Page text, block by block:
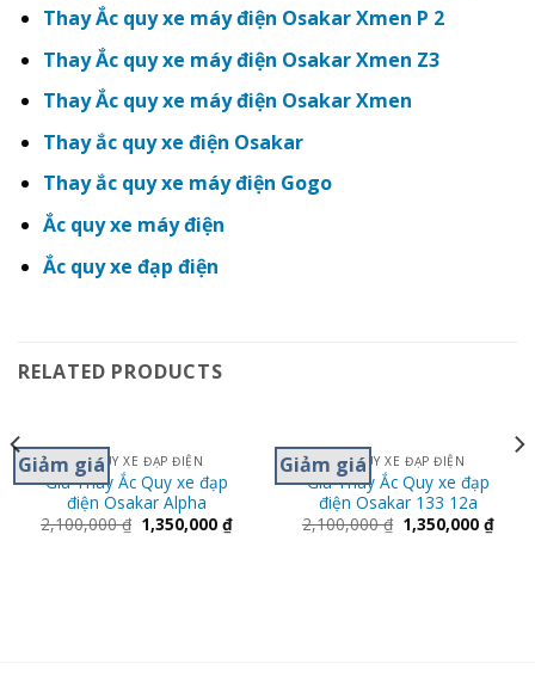
Thay Ắc quy xe máy điện Osakar Xmen P 2
Thay Ắc quy xe máy điện Osakar Xmen Z3
Thay Ắc quy xe máy điện Osakar Xmen
Thay ắc quy xe điện Osakar
Thay ắc quy xe máy điện Gogo
Ắc quy xe máy điện
Ắc quy xe đạp điện
RELATED PRODUCTS
Giảm giáẮC QUY XE ĐẠP ĐIỆN
Giá Thay Ắc Quy xe đạp
điện Osakar Alpha
2,100,000₫ 1,350,000₫
Giảm giáẮC QUY XE ĐẠP ĐIỆN
Giá Thay Ắc Quy xe đạp
điện Osakar 133 12a
2,100,000₫ 1,350,000₫